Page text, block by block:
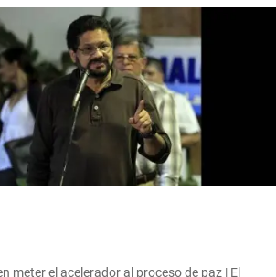
meter el acelerador al proceso de paz | El